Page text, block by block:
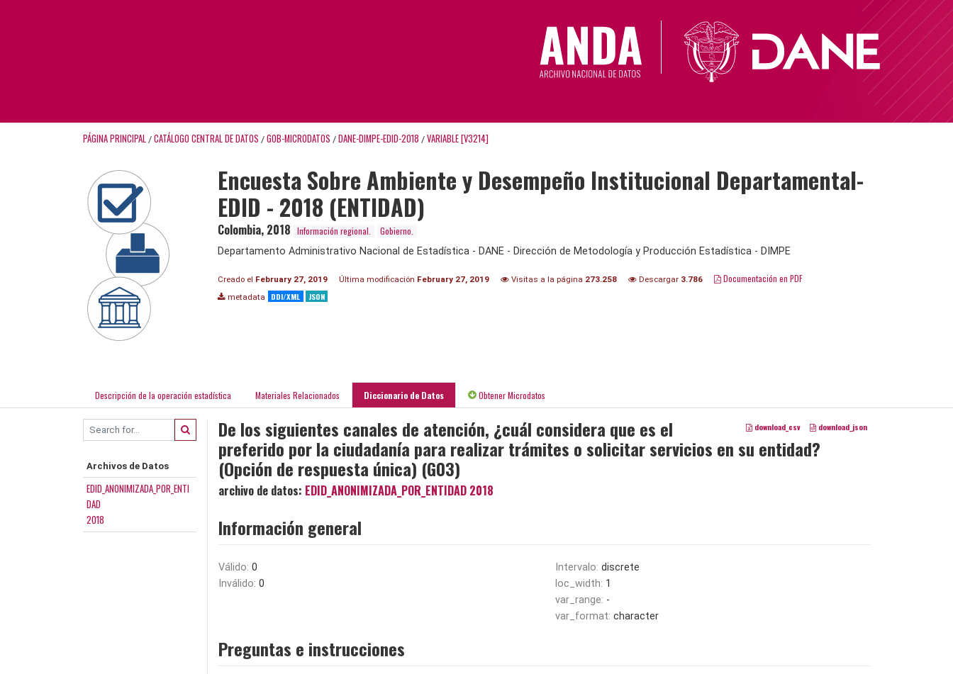
PÁGINA PRINCIPAL / CATÁLOGO CENTRAL DE DATOS / GOB-MICRODATOS / DANE-DIMPE-EDID-2018 / VARIABLE [V3214]
Encuesta Sobre Ambiente y Desempeño Institucional Departamental-
EDID - 2018 (ENTIDAD)
Colombia, 2018 Información regional.
Gobierno.
Departamento Administrativo Nacional de Estadística - DANE - Dirección de Metodología y Producción Estadística - DIMPE
Creado el February 27, 2019 Última modificación February 27, 2019 Visitas a la página 273.258 Descargar 3.786 Documentación en PDF
metadata DDI/XML JSON
Descripción de la operación estadística Materiales Relacionados Diccionario de Datos Obtener Microdatos
Archivos de Datos
EDID_ANONIMIZADA_POR_ENTI
DAD
2018
download_csv download_json
De los siguientes canales de atención, ¿cuál considera que es el
preferido por la ciudadanía para realizar trámites o solicitar servicios en su entidad?
(Opción de respuesta única) (G03)
archivo de datos: EDID_ANONIMIZADA_POR_ENTIDAD 2018
Información general
Válido: 0
Inválido: 0
Intervalo: discrete
loc_width: 1
var_range: -
var_format: character
Preguntas e instrucciones